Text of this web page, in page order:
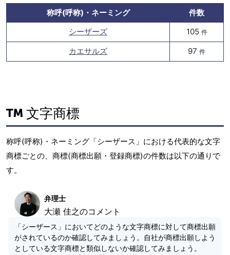
称呼(呼称)・ネーミング
件数
シーザーズ
105 件
カエサルズ 97 件
文字商標
称呼(呼称)・ネーミング「シーザース」における代表的な文字
商標ごとの、商標(商標出願・登録商標)の件数は以下の通りで
す。
弁理士
大瀬 佳之のコメント
「シーザース」においてどのような文字商標に対して商標出願
がされているのか確認してみましょう。自社が商標出願しよう
としている文字商標と類似しないか確認してみましょう。